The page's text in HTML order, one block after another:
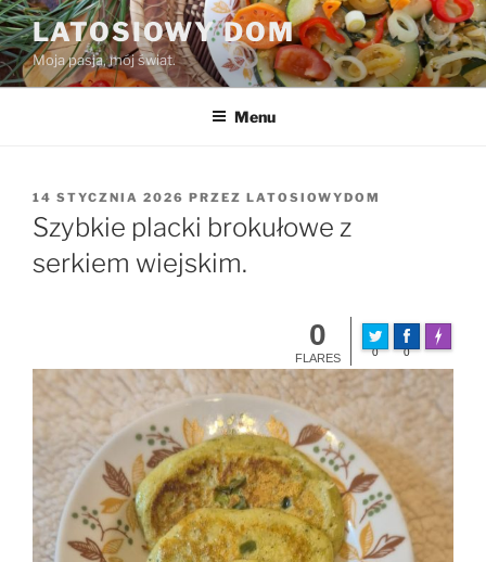
Przejdź
do
treści
LATOSIOWY DOM
Moja pasja, mój świat.
Menu
OPUBLIKOWANE
W
14 STYCZNIA 2026 PRZEZ LATOSIOWYDOM
Szybkie placki brokułowe z
serkiem wiejskim.
0
FLARES 0 0
Made with